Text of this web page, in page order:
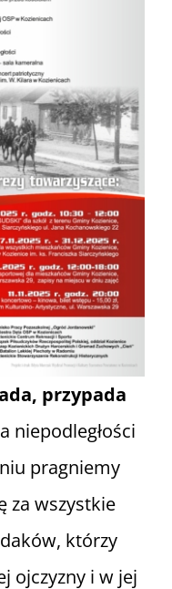
przypada
niepodległości
pragniemy
za wszystkie
którzy
ojczyzny i w jej